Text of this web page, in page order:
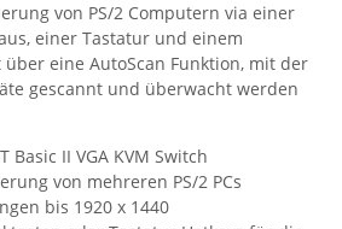
von PS/2 Computern via einer
einer Tastatur und einem
eine AutoScan Funktion, mit der
gescannt und überwacht werden
Basic II VGA KVM Switch
von mehreren PS/2 PCs
bis 1920 x 1440